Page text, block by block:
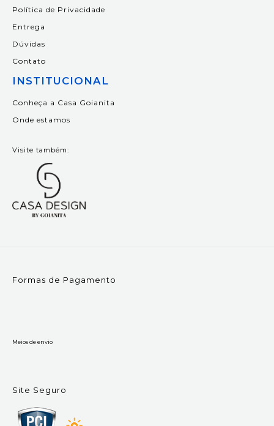
Política de Privacidade
Entrega
Dúvidas
Contato
INSTITUCIONAL
Conheça a Casa Goianita
Onde estamos
Visite também:
Formas de Pagamento
Meios de envio
Site Seguro